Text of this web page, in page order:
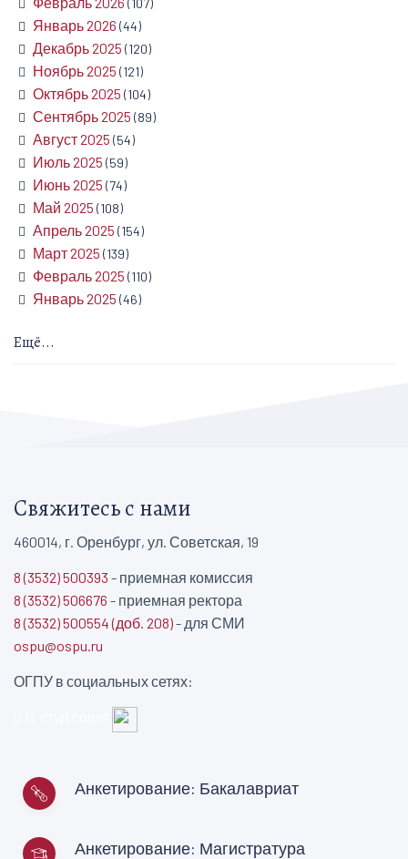
Январь 2026 (44)
Декабрь 2025 (120)
Ноябрь 2025 (121)
Октябрь 2025 (104)
Сентябрь 2025 (89)
Август 2025 (54)
Июль 2025 (59)
Июнь 2025 (74)
Май 2025 (108)
Апрель 2025 (154)
Март 2025 (139)
Февраль 2025 (110)
Январь 2025 (46)
Ещё...
Свяжитесь с нами
460014, г. Оренбург, ул. Советская, 19
8 (3532) 500393 - приемная комиссия
8 (3532) 506676 - приемная ректора
8 (3532) 500554 (доб. 208)- для СМИ
ospu@ospu.ru
ОГПУ в социальных сетях:
Анкетирование: Бакалавриат
Анкетирование: Магистратура